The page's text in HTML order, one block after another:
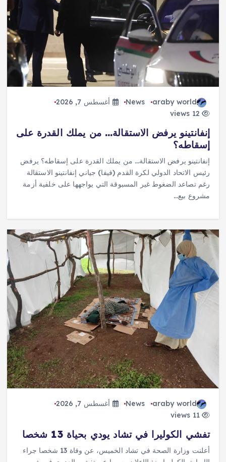
araby world
News
أغسطس 7, 2026
12 views
إنفانتينو يرفض الاستقالة… من يملك القدرة على
إسقاطه؟
إنفانتينو يرفض الاستقالة… من يملك القدرة على إسقاطه؟ يرفض
رئيس الاتحاد الدولي لكرة القدم (فيفا) جياني إنفانتينو الاستقالة
رغم تصاعد الضغوط غير المسبوقة التي يواجهها على خلفية أزمة
مشروع بيع…
araby world
News
أغسطس 7, 2026
11 views
تفشي الكوليرا في تشاد يودي بحياة 13 شخصا
أعلنت وزارة الصحة في تشاد الخميس، عن وفاة 13 شخصا جراء